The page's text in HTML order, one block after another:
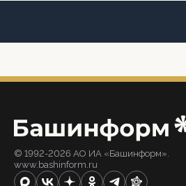
© 1992-2026 АО ИА «Башинформ».
www.bashinform.ru